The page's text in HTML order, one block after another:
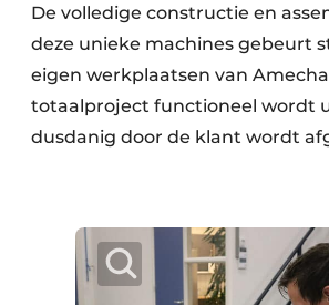
De volledige constructie en
deze unieke machines gebeurt
eigen werkplaatsen van
totaalproject functioneel wordt
dusdanig door de klant wordt